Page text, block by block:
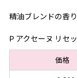
精油ブレンドの香
P アクセーヌ リセ
価格